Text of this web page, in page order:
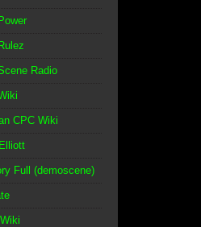
Radio
CPC Wiki
Full (demoscene)